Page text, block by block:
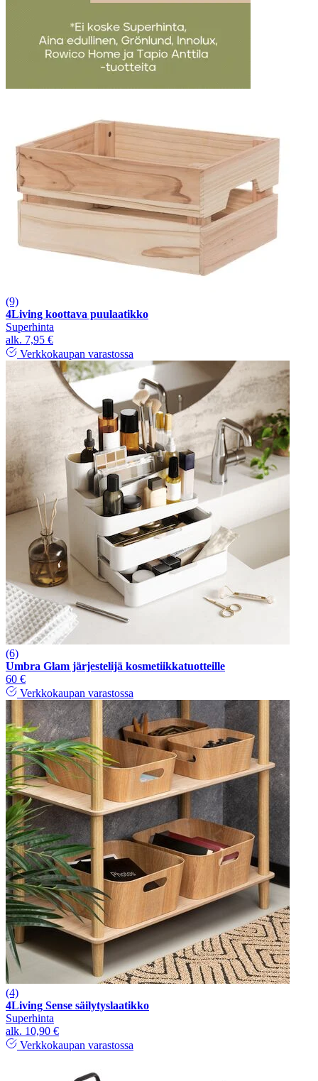
(9)
4Living koottava puulaatikko
Superhinta
alk. 7,95 €
Verkkokaupan varastossa
(6)
Umbra Glam järjestelijä kosmetiikkatuotteille
60 €
Verkkokaupan varastossa
(4)
4Living Sense säilytyslaatikko
Superhinta
alk. 10,90 €
Verkkokaupan varastossa